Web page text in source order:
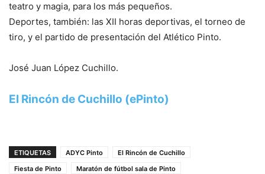
teatro y magia, para los más pequeños.
Deportes, también: las XII horas deportivas, el torneo de
tiro, y el partido de presentación del Atlético Pinto.
José Juan López Cuchillo.
El Rincón de Cuchillo (ePinto)
ETIQUETAS ADYC Pinto
El Rincón de Cuchillo
Fiesta de Pinto
Maratón de fútbol sala de Pinto